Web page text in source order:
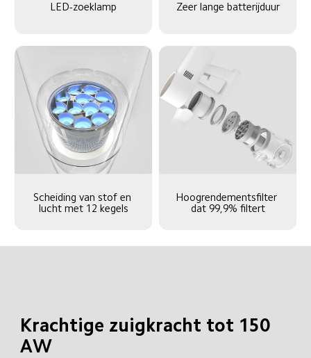
LED-zoeklamp Zeer lange batterijduur
Scheiding van stof en
lucht met 12 kegels
Hoogrendementsfilter
dat 99,9% filtert
Krachtige zuigkracht tot 150
AW